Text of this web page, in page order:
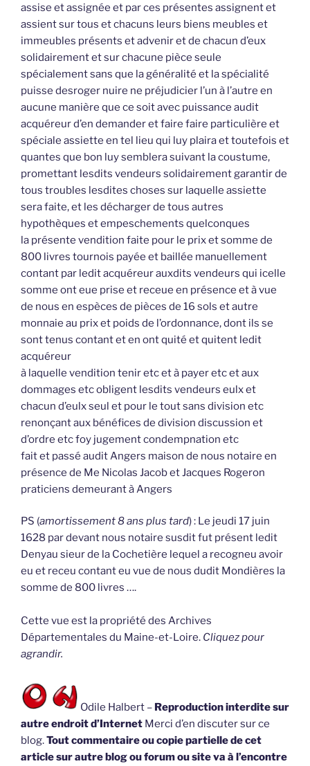
assise et assignée et par ces présentes assignent et
assient sur tous et chacuns leurs biens meubles et
immeubles présents et advenir et de chacun d’eux
solidairement et sur chacune pièce seule
spécialement sans que la généralité et la spécialité
puisse desroger nuire ne préjudicier l’un à l’autre en
aucune manière que ce soit avec puissance audit
acquéreur d’en demander et faire faire particulière et
spéciale assiette en tel lieu qui luy plaira et toutefois et
quantes que bon luy semblera suivant la coustume,
promettant lesdits vendeurs solidairement garantir de
tous troubles lesdites choses sur laquelle assiette
sera faite, et les décharger de tous autres
hypothèques et empeschements quelconques
la présente vendition faite pour le prix et somme de
800 livres tournois payée et baillée manuellement
contant par ledit acquéreur auxdits vendeurs qui icelle
somme ont eue prise et receue en présence et à vue
de nous en espèces de pièces de 16 sols et autre
monnaie au prix et poids de l’ordonnance, dont ils se
sont tenus contant et en ont quité et quitent ledit
acquéreur
à laquelle vendition tenir etc et à payer etc et aux
dommages etc obligent lesdits vendeurs eulx et
chacun d’eulx seul et pour le tout sans division etc
renonçant aux bénéfices de division discussion et
d’ordre etc foy jugement condempnation etc
fait et passé audit Angers maison de nous notaire en
présence de Me Nicolas Jacob et Jacques Rogeron
praticiens demeurant à Angers
PS (amortissement 8 ans plus tard) : Le jeudi 17 juin
1628 par devant nous notaire susdit fut présent ledit
Denyau sieur de la Cochetière lequel a recogneu avoir
eu et receu contant eu vue de nous dudit Mondières la
somme de 800 livres ….
Cette vue est la propriété des Archives
Départementales du Maine-et-Loire. Cliquez pour
agrandir.
Odile Halbert – Reproduction interdite sur
autre endroit d’Internet Merci d’en discuter sur ce
blog.Tout commentaire ou copie partielle de cet
article sur autre blog ou forum ou site va à l’encontre